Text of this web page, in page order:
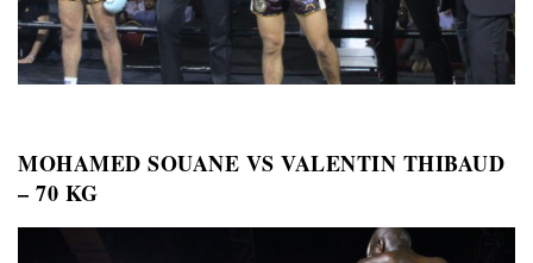
MOHAMED SOUANE VS VALENTIN THIBAUD
– 70 KG